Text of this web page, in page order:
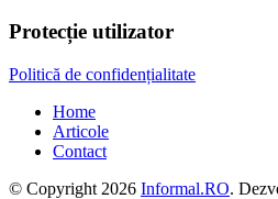
Protecție utilizator
Politică de confidențialitate
Home
Articole
Contact
© Copyright 2026 Informal.RO.